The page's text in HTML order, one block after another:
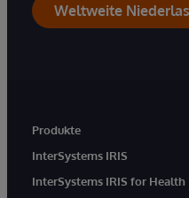
Weltweite
Produkte
InterSystems IRIS
InterSystems IRIS for Health